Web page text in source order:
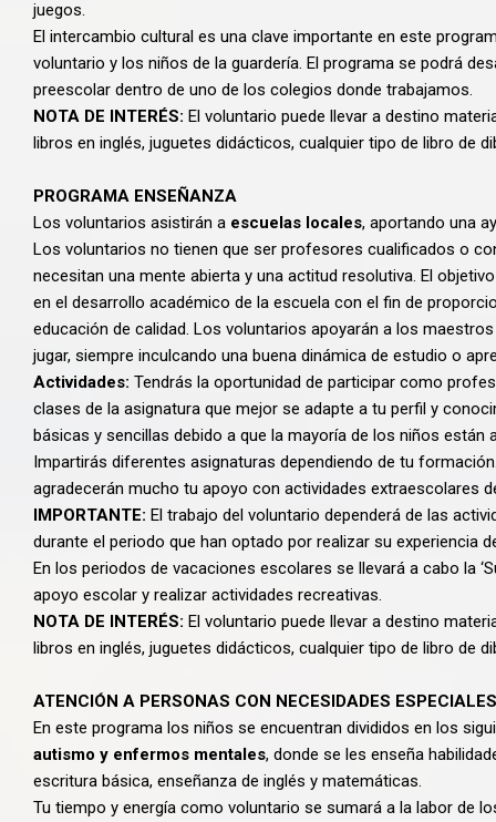
juegos.
El intercambio cultural es una clave importante en este
voluntario y los niños de la guardería. El programa se podrá
preescolar dentro de uno de los colegios donde trabajamos.
NOTA DE INTERÉS: El voluntario puede llevar a destino
libros en inglés, juguetes didácticos, cualquier tipo de libro de
PROGRAMA ENSEÑANZA
Los voluntarios asistirán a escuelas locales, aportando una
Los voluntarios no tienen que ser profesores cualificados o
necesitan una mente abierta y una actitud resolutiva. El
en el desarrollo académico de la escuela con el fin de
educación de calidad. Los voluntarios apoyarán a los
jugar, siempre inculcando una buena dinámica de estudio o
Actividades: Tendrás la oportunidad de participar como
clases de la asignatura que mejor se adapte a tu perfil y
básicas y sencillas debido a que la mayoría de los niños están
Impartirás diferentes asignaturas dependiendo de tu
agradecerán mucho tu apoyo con actividades extraescolares
IMPORTANTE: El trabajo del voluntario dependerá de las
durante el periodo que han optado por realizar su experiencia
En los periodos de vacaciones escolares se llevará a cabo la
apoyo escolar y realizar actividades recreativas.
NOTA DE INTERÉS: El voluntario puede llevar a destino
libros en inglés, juguetes didácticos, cualquier tipo de libro de
ATENCIÓN A PERSONAS CON NECESIDADES ESPECIALES
En este programa los niños se encuentran divididos en los
autismo y enfermos mentales, donde se les enseña
escritura básica, enseñanza de inglés y matemáticas.
Tu tiempo y energía como voluntario se sumará a la labor de